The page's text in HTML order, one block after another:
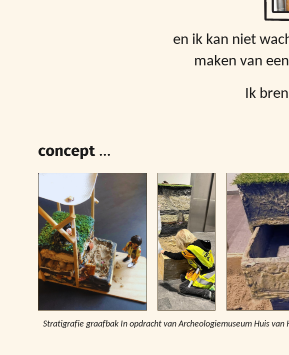
en ik kan niet
maken van
Ik
concept...
Stratigrafie graafbak In opdracht van Archeologiemuseum Huis van